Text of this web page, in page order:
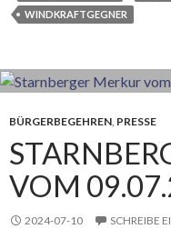
WINDKRAFTGEGNER
BÜRGERBEGEHREN, PRESSE
VOM
2024-07-10 SCHREIBE